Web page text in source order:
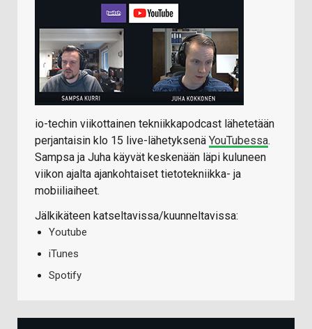
io-techin viikottainen tekniikkapodcast lähetetään
perjantaisin klo 15 live-lähetyksenä YouTubessa.
Sampsa ja Juha käyvät keskenään läpi kuluneen
viikon ajalta ajankohtaiset tietotekniikka- ja
mobiiliaiheet.
Jälkikäteen katseltavissa/kuunneltavissa:
Youtube
iTunes
Spotify